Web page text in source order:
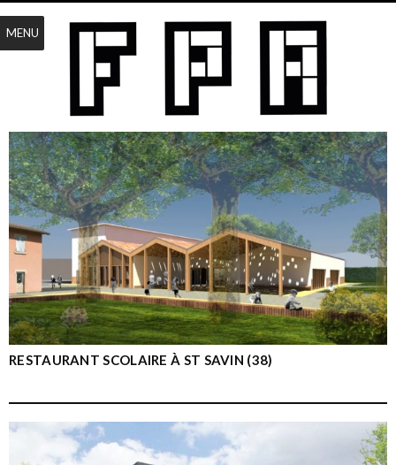
RESTAURANT SCOLAIRE À ST SAVIN (38)
MENU